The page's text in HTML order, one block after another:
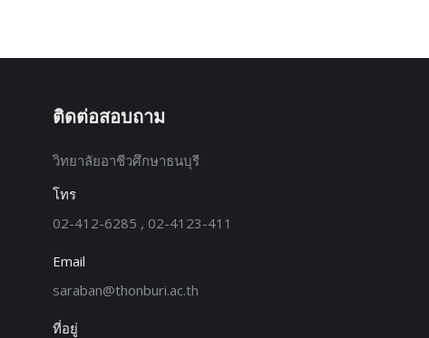
ติดต่อสอบถาม
วิทยาลัยอาชีวศึกษาธนบุรี
โทร
02-412-6285 , 02-4123-411
Email
saraban@thonburi.ac.th
ที่อยู่